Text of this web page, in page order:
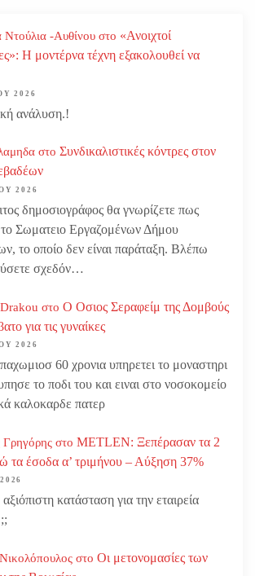
Ντούλια -Αυθίνου στο «Ανοιχτοί
Η μοντέρνα τέχνη εξακολουθεί να
2026
ανάλυση.!
στο Συνδικαλιστικές κόντρες στον
2026
δημοσιογράφος θα γνωρίζετε πως
το Σωματειο Εργαζομένων Δήμου
το οποίο δεν είναι παράταξη. Βλέπω
σχεδόν…
στο Ο Οσιος Σεραφείμ της Δομβούς
για τις γυναίκες
2026
60 χρονια υπηρετει το μοναστηρι
το ποδι του και ειναι στο νοσοκομείο
καλοκαρδε πατερ
Γρηγόρης στο METLEN: Ξεπέρασαν τα 2
τα έσοδα α’ τριμήνου – Αύξηση 37%
κατάσταση για την εταιρεία
στο Οι μετονομασίες των